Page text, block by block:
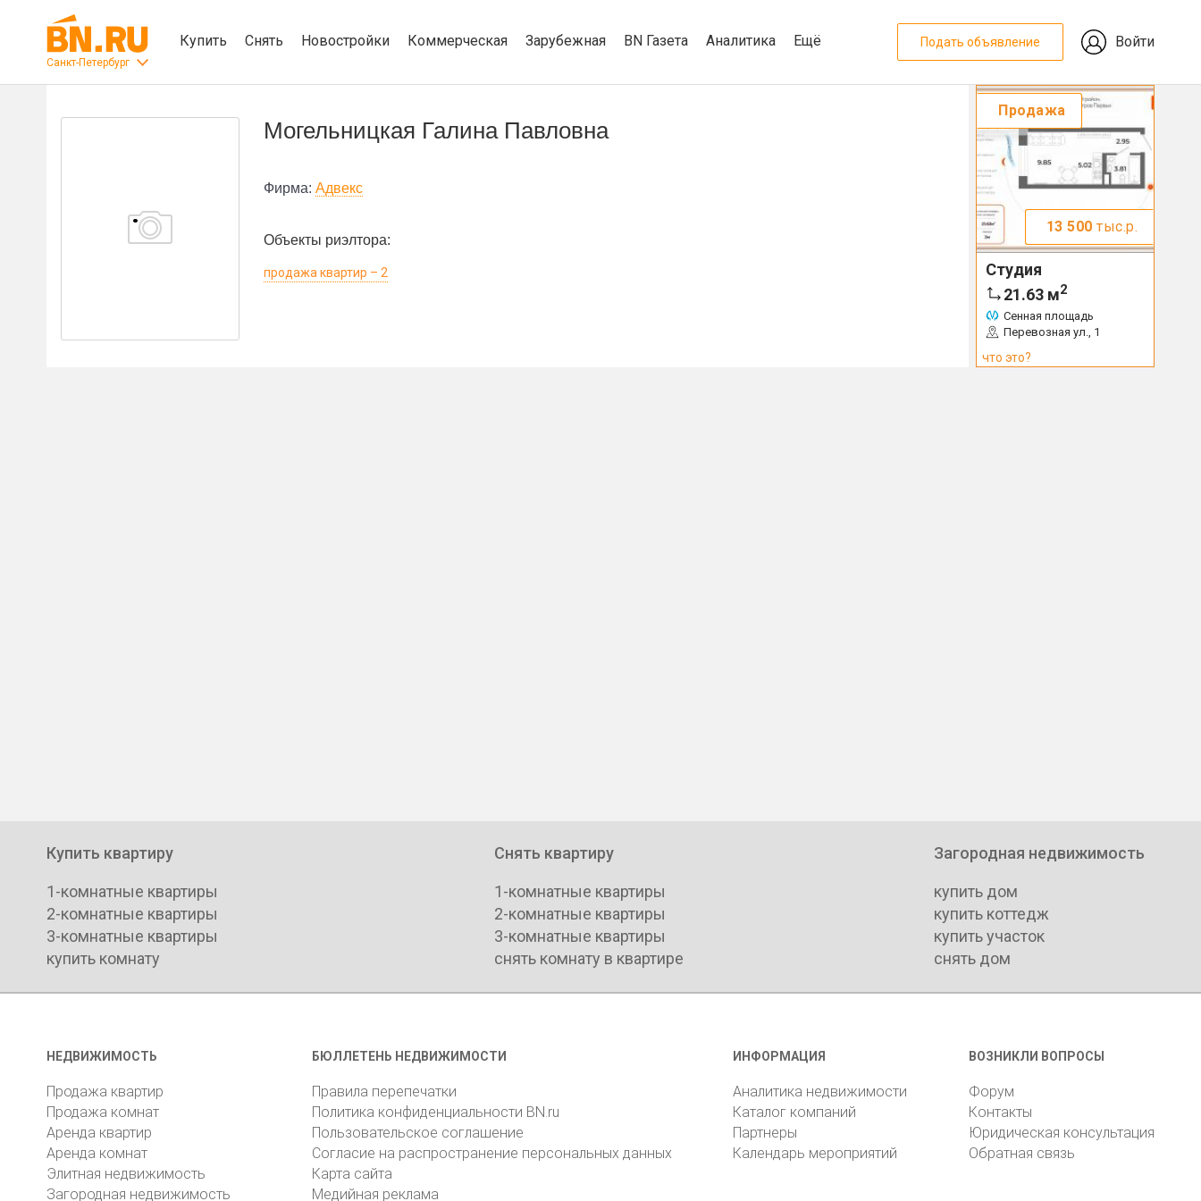
Санкт-Петербург
Купить Снять Новостройки Коммерческая Зарубежная BN Газета Аналитика Ещё Подать объявление Войти
Могельницкая Галина Павловна
Фирма: Адвекс
Объекты риэлтора:
продажа квартир – 2
Продажа
13 500 тыс.р.
Студия
21.63 м2
Сенная площадь
Перевозная ул., 1
что это?
Купить квартиру
1-комнатные квартиры
2-комнатные квартиры
3-комнатные квартиры
купить комнату
Снять квартиру
1-комнатные квартиры
2-комнатные квартиры
3-комнатные квартиры
снять комнату в квартире
Загородная недвижимость
купить дом
купить коттедж
купить участок
снять дом
НЕДВИЖИМОСТЬ
Продажа квартир
Продажа комнат
Аренда квартир
Аренда комнат
Элитная недвижимость
Загородная недвижимость
БЮЛЛЕТЕНЬ НЕДВИЖИМОСТИ
Правила перепечатки
Политика конфиденциальности BN.ru
Пользовательское соглашение
Согласие на распространение персональных данных
Карта сайта
Медийная реклама
ИНФОРМАЦИЯ
Аналитика недвижимости
Каталог компаний
Партнеры
Календарь мероприятий
ВОЗНИКЛИ ВОПРОСЫ
Форум
Контакты
Юридическая консультация
Обратная связь